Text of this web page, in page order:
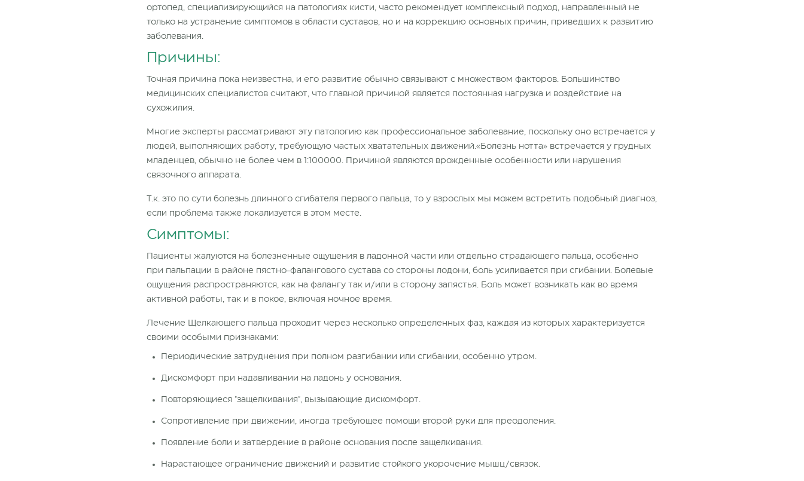
ортопед, специализирующийся на патологиях кисти, часто рекомендует комплексный подход, направленный не
только на устранение симптомов в области суставов, но и на коррекцию основных причин, приведших к развитию
заболевания.
Причины:
Точная причина пока неизвестна, и его развитие обычно связывают с множеством факторов. Большинство
медицинских специалистов считают, что главной причиной является постоянная нагрузка и воздействие на
сухожилия.
Многие эксперты рассматривают эту патологию как профессиональное заболевание, поскольку оно встречается у
людей, выполняющих работу, требующую частых хватательных движений.«Болезнь нотта» встречается у грудных
младенцев, обычно не более чем в 1:100000. Причиной являются врожденные особенности или нарушения
связочного аппарата.
Т.к. это по сути болезнь длинного сгибателя первого пальца, то у взрослых мы можем встретить подобный диагноз,
если проблема также локализуется в этом месте.
Симптомы:
Пациенты жалуются на болезненные ощущения в ладонной части или отдельно страдающего пальца, особенно
при пальпации в районе пястно-фалангового сустава со стороны лодони, боль усиливается при сгибании. Болевые
ощущения распространяются, как на фалангу так и/или в сторону запястья. Боль может возникать как во время
активной работы, так и в покое, включая ночное время.
Лечение Щелкающего пальца проходит через несколько определенных фаз, каждая из которых характеризуется
своими особыми признаками:
Периодические затруднения при полном разгибании или сгибании, особенно утром.
Дискомфорт при надавливании на ладонь у основания.
Повторяющиеся "защелкивания", вызывающие дискомфорт.
Сопротивление при движении, иногда требующее помощи второй руки для преодоления.
Появление боли и затвердение в районе основания после защелкивания.
Нарастающее ограничение движений и развитие стойкого укорочение мышц/связок.